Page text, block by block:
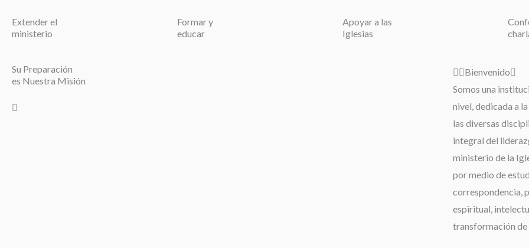
Extender el
ministerio
Formar y
educar
Apoyar a las
Iglesias
Su Preparación
es Nuestra Misión
Bienvenido
Somos una
nivel, dedicada a
las diversas
integral del
ministerio de la
por medio de
correspondencia,
espiritual,
transformación